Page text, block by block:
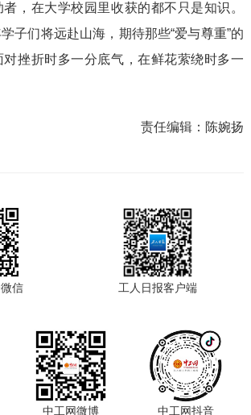
，在大学校园里收获的都不只是知识。
子们将远赴山海，期待那些“爱与尊重”的
挫折时多一分底气，在鲜花萦绕时多一
责任编辑： 陈婉扬
信 工人日报客户端
中工网微博 中工网抖音